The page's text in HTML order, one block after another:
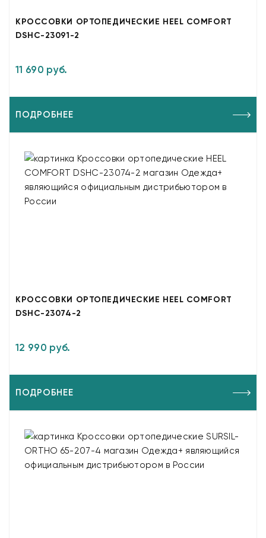
КРОССОВКИ ОРТОПЕДИЧЕСКИЕ HEEL COMFORT
DSHC-23091-2
11 690 руб.
ПОДРОБНЕЕ
КРОССОВКИ ОРТОПЕДИЧЕСКИЕ HEEL COMFORT
DSHC-23074-2
12 990 руб.
ПОДРОБНЕЕ